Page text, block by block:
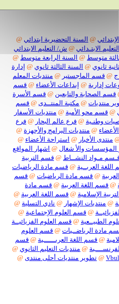
@ السنة التحضيرية ابتدائي @
الابتـدائي @ ش/ التعليم الابتدائي
متوسط @السنة الرابعة متوسط @
ثانوي @السنة الثالثة ثانوي @إدارة
قسم الماجستير @ منتديات المعلم
إدارية @إبداعات الأعضاء @قسم
الصحابة والتابعين @قسم الأسرة
@مكتبة المنتــدى @قسم
قسم محو الأمية @منتديات الأسفار
وطنـية @فرع عالم البحار @ فرع
@منتديات البرامج والأجهزة @
الأخبار @ استراحة الأعضاء @
والأ شغال @اشهار المواقع
مـواد النشــاط @قسم التربية
العربــية @قسم مادة الرياضيات
@قسم مادة الرياضيات @قسم
قسم اللغة العربية @قسم مادة
الإسلامية @قسم اللغة العربية @
منتديات الإشهار @ نادي التسلية @
@قسم العلوم الإجتماعية @
@قسم العلوم الفزيائيــة
الرياضــيات @قسم العلوم
@قسم اللغة العربــــــية @قسم
@منتديات التعليم الثانوي @
@تطوير منتديات أحلى منتدى @